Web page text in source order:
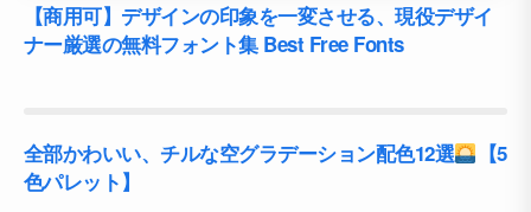
【商用可】デザインの印象を一変させる、現役デザイ
ナー厳選の無料フォント集 Best Free Fonts
全部かわいい、チルな空グラデーション配色12選
【5
色パレット】